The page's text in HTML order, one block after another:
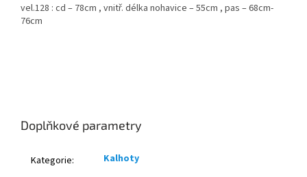
vel.128 : cd – 78cm , vnitř. délka nohavice – 55cm , pas – 68cm-
76cm
Doplňkové parametry
Kategorie: Kalhoty